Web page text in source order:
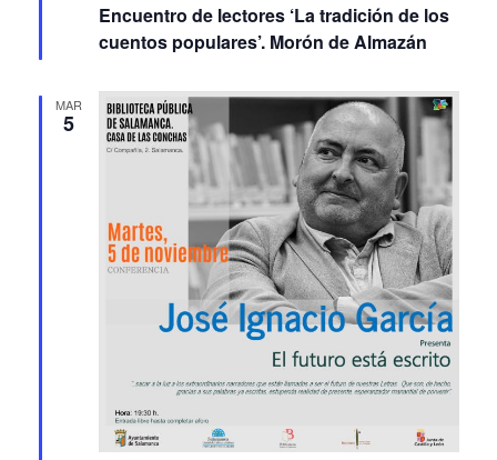
Encuentro de lectores ‘La tradición de los
cuentos populares’. Morón de Almazán
MAR
5